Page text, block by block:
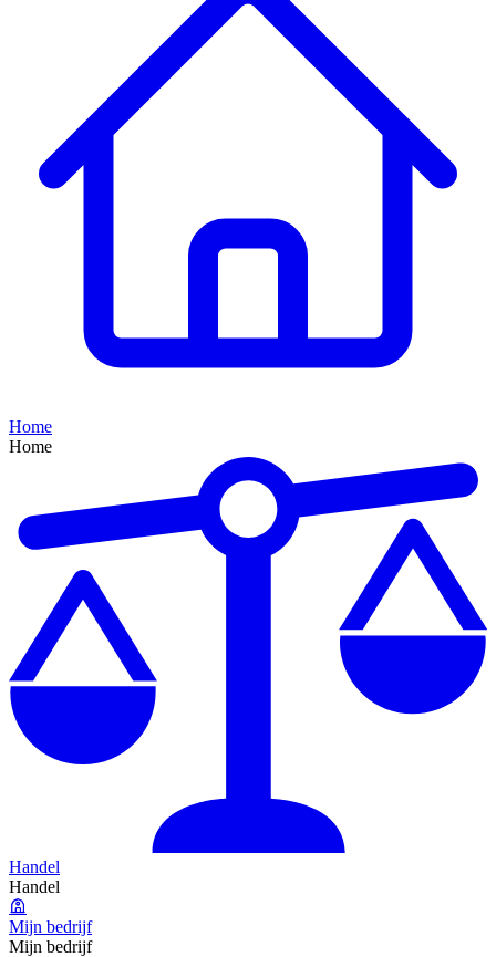
Home
Home
Handel
Handel
Mijn bedrijf
Mijn bedrijf